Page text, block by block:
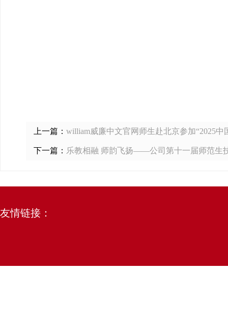
上一篇： william威廉中文官网师生赴北京参加“2025
下一篇： 乐教相融 师韵飞扬——公司第十一届师范生
友情链接：